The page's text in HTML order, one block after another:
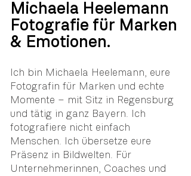
Michaela Heelemann
Fotografie für Marken
& Emotionen.
Ich bin Michaela Heelemann, eure
Fotografin für Marken und echte
Momente – mit Sitz in Regensburg
und tätig in ganz Bayern. Ich
fotografiere nicht einfach
Menschen. Ich übersetze eure
Präsenz in Bildwelten. Für
Unternehmerinnen, Coaches und